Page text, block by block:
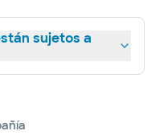
sujetos a